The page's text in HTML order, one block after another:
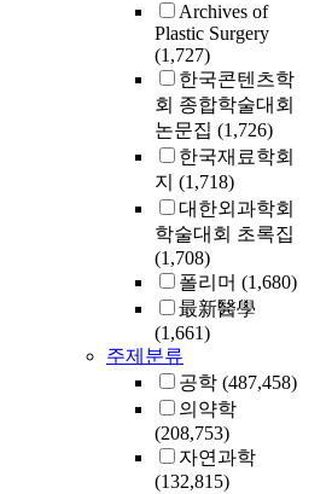
Archives of
Plastic Surgery
(1,727)
한국콘텐츠학
회 종합학술대회
논문집 (1,726)
한국재료학회
지 (1,718)
대한외과학회
학술대회 초록집
(1,708)
폴리머 (1,680)
最新醫學
(1,661)
주제분류
공학 (487,458)
의약학
(208,753)
자연과학
(132,815)